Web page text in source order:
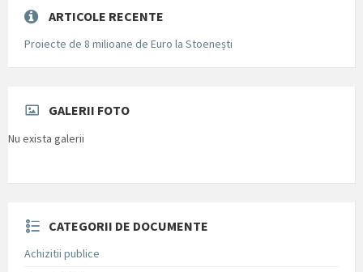
ARTICOLE RECENTE
Proiecte de 8 milioane de Euro la Stoenești
GALERII FOTO
Nu exista galerii
CATEGORII DE DOCUMENTE
Achizitii publice